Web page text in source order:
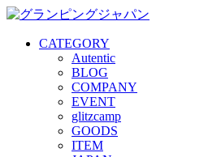
CATEGORY
Autentic
BLOG
COMPANY
EVENT
glitzcamp
GOODS
ITEM